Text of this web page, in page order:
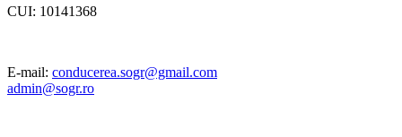
CUI: 10141368
E-mail: conducerea.sogr@gmail.com
admin@sogr.ro